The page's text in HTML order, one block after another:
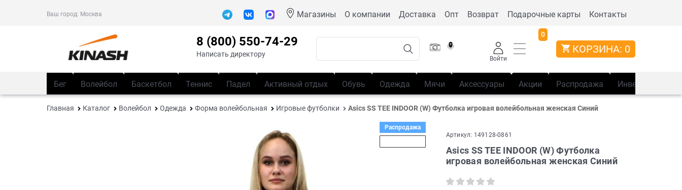
Ваш город: Москва Магазины О компании Доставка Опт Возврат Подарочные карты Контакты
8 (800) 550-74-29
Написать директору
Войти
0
КОРЗИНА: 0
Бег Волейбол Баскетбол Теннис Падел Активный отдых Обувь Одежда Мячи Аксессуары Акции Распродажа Инвентарь
Главная Каталог Волейбол Одежда Форма волейбольная Игровые футболки Asics SS TEE INDOOR (W) Футболка игровая волейбольная женская Синий
Распродажа
Артикул: 149128-0861
Asics SS TEE INDOOR (W) Футболка
игровая волейбольная женская Синий